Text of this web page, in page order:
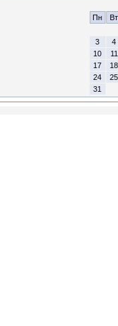
Пн Вт
3
4
10
11
17
18
24
25
31